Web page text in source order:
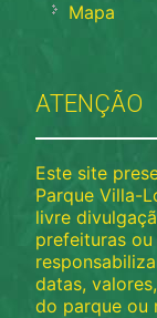
Mapa
ATENÇÃO
Este site
Parque Villa-
livre
prefeituras
datas,
do parque ou